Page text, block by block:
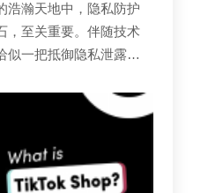
浩瀚天地中，隐私防护
，至关重要。伴随技术
似一把抵御隐私泄露与